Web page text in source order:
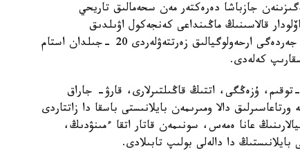
جازباشا دەرەكتەر مەن سحەمالىق تاريحي
قالاسىنىڭ ماڭىنداعى كەنجەكول اۋىلدىق
وكرۋگىندەگى بايدالا جەرلەۋ كەشەنىنەن تابىلدى. بۇل جەردەگى ارحەولوگيالىق زەرتتەۋلەردى 20 -جىلدان استام
كەلەدى.
ۇزەڭگى، اتتىڭ قاڭىلتىرلارى، قارۋ- جاراق
دالا ومىرىمەن بايلانىستى باسقا دا زاتتاردى
عانا ەمەس، سونىمەن قاتار اتقا ءمىنۋدىڭ،
دا دالەلى بولىپ تابىلادى.